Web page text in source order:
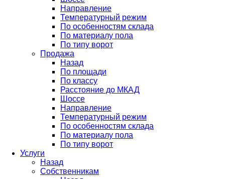
Направление
Температурный режим
По особенностям склада
По материалу пола
По типу ворот
Продажа
Назад
По площади
По классу
Расстояние до МКАД
Шоссе
Направление
Температурный режим
По особенностям склада
По материалу пола
По типу ворот
Услуги
Назад
Собственникам